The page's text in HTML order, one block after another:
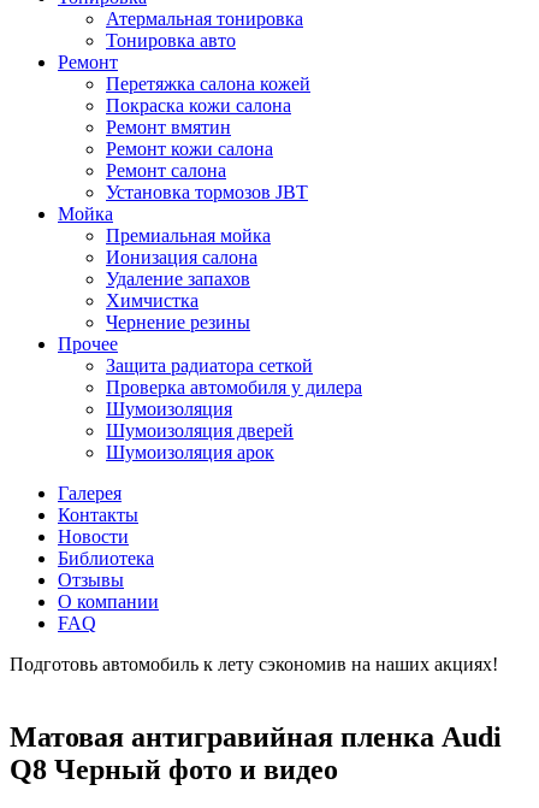
Атермальная тонировка
Тонировка авто
Ремонт
Перетяжка салона кожей
Покраска кожи салона
Ремонт вмятин
Ремонт кожи салона
Ремонт салона
Установка тормозов JBT
Мойка
Премиальная мойка
Ионизация салона
Удаление запахов
Химчистка
Чернение резины
Прочее
Защита радиатора сеткой
Проверка автомобиля у дилера
Шумоизоляция
Шумоизоляция дверей
Шумоизоляция арок
Галерея
Контакты
Новости
Библиотека
Отзывы
О компании
FAQ
Подготовь автомобиль к лету сэкономив на наших акциях!
Матовая антигравийная пленка Audi
Q8 Черный фото и видео